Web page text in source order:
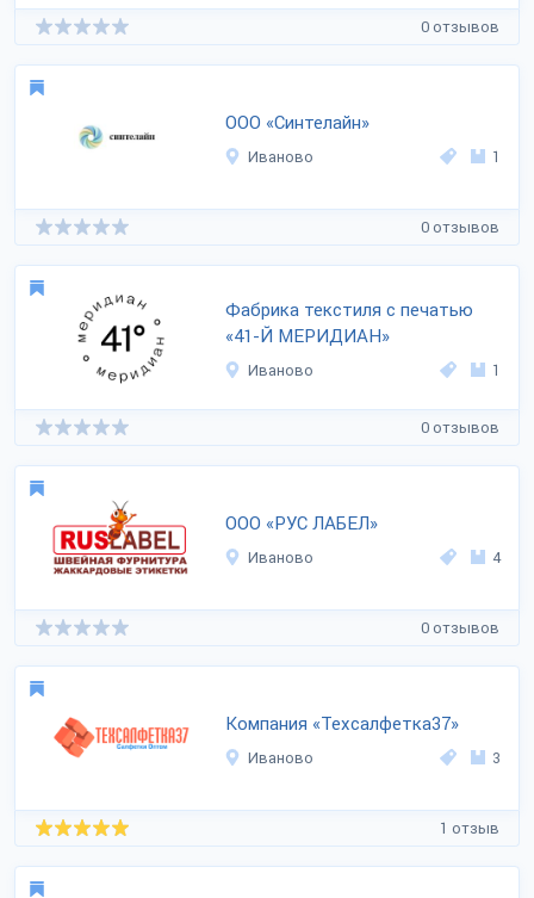
0 отзывов
ООО «Синтелайн»
Иваново 1
0 отзывов
Фабрика текстиля с печатью
«41-Й МЕРИДИАН»
Иваново 1
0 отзывов
ООО «РУС ЛАБЕЛ»
Иваново 4
0 отзывов
Компания «Техсалфетка37»
Иваново 3
1 отзыв